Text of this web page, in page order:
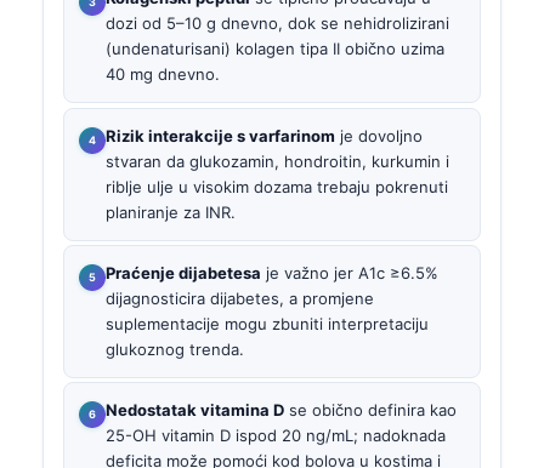
dozi od 5–10 g dnevno, dok se nehidrolizirani
(undenaturisani) kolagen tipa II obično uzima
40 mg dnevno.
Rizik interakcije s varfarinom je dovoljno
stvaran da glukozamin, hondroitin, kurkumin i
riblje ulje u visokim dozama trebaju pokrenuti
planiranje za INR.
Praćenje dijabetesa je važno jer A1c ≥6.5%
dijagnosticira dijabetes, a promjene
suplementacije mogu zbuniti interpretaciju
glukoznog trenda.
Nedostatak vitamina D se obično definira kao
25-OH vitamin D ispod 20 ng/mL; nadoknada
deficita može pomoći kod bolova u kostima i